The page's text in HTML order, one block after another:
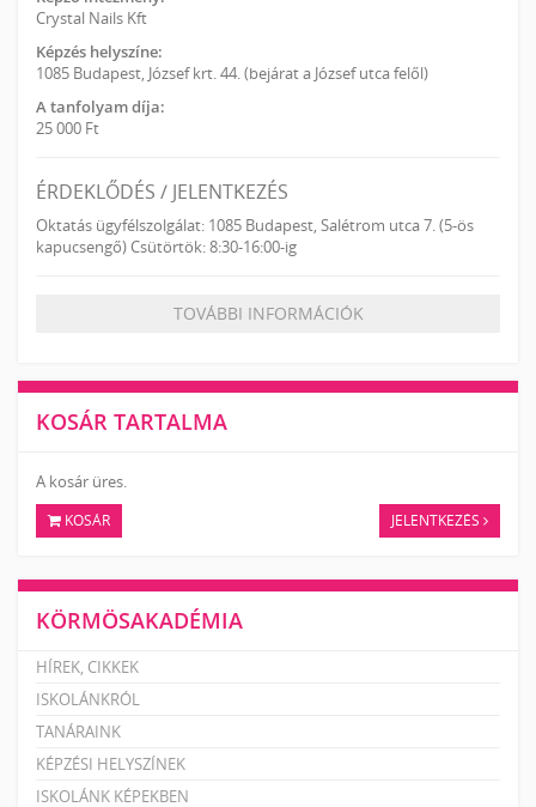
Crystal Nails Kft
Képzés helyszíne:
1085 Budapest, József krt. 44. (bejárat a József utca felől)
A tanfolyam díja:
25 000 Ft
ÉRDEKLŐDÉS / JELENTKEZÉS
Oktatás ügyfélszolgálat: 1085 Budapest, Salétrom utca 7. (5-ös
kapucsengő) Csütörtök: 8:30-16:00-ig
TOVÁBBI INFORMÁCIÓK
KOSÁR TARTALMA
A kosár üres.
KOSÁR JELENTKEZÉS
KÖRMÖSAKADÉMIA
HÍREK, CIKKEK
ISKOLÁNKRÓL
TANÁRAINK
KÉPZÉSI HELYSZÍNEK
ISKOLÁNK KÉPEKBEN